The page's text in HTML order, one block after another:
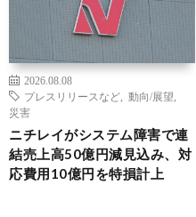
2026.08.08
プレスリリースなど
動向/展望
災害
ニチレイがシステム障害で連
結売上高50億円減見込み、対
応費用10億円を特損計上